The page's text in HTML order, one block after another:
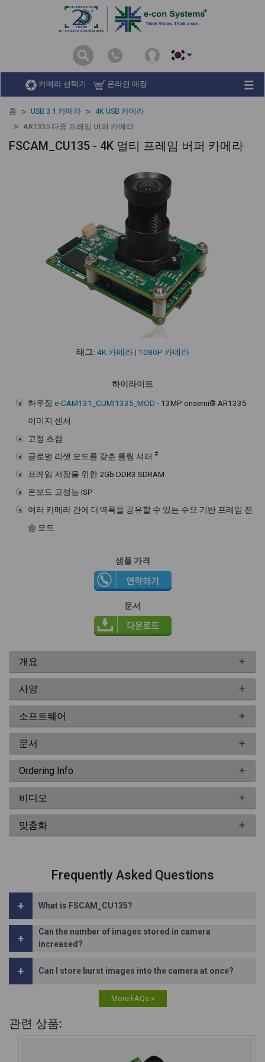
카메라 선택기 온라인 매장
홈 USB 3.1 카메라
4K USB 카메라
AR1335 다중 프레임 버퍼 카메라
FSCAM_CU135 - 4K 멀티 프레임 버퍼 카메라
태그: 4K 카메라| 1080P 카메라
하이라이트
하우징 e-CAM131_CUMI1335_MOD - 13MP onsemi® AR1335
이미지 센서
고정 초점
글로벌 리셋 모드를 갖춘 롤링 셔터 #
프레임 저장을 위한 2Gb DDR3 SDRAM
온보드 고성능 ISP
여러 카메라 간에 대역폭을 공유할 수 있는 수요 기반 프레임 전
송 모드
샘플 가격
문서
개요
사양
소프트웨어
문서
Ordering Info
비디오
맞춤화
Frequently Asked Questions
+ What is FSCAM_CU135?
+
Can the number of images stored in camera
increased?
+ Can I store burst images into the camera at once?
More FAQs »
관련 상품: